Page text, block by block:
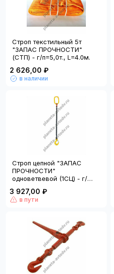
Строп текстильный 5т
"ЗАПАС ПРОЧНОСТИ"
(СТП) - г/п=5,0т., L=4.0м.
2 626,00 ₽
в наличии
Строп цепной "ЗАПАС
ПРОЧНОСТИ"
одноветвевой (1СЦ) - г/
3 927,00 ₽
в пути